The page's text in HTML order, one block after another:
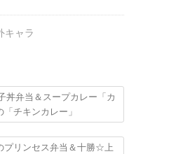
キャラ
丼弁当＆スープカレー「カ
チキンカレー」
プリンセス弁当＆十勝☆上